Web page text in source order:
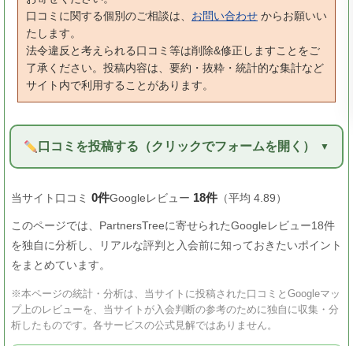
口コミに関する個別のご相談は、 お問い合わせ からお願いい
たします。
法令違反と考えられる口コミ等は削除&修正しますことをご
了承ください。投稿内容は、要約・抜粋・統計的な集計など
サイト内で利用することがあります。
口コミを投稿する（クリックでフォームを開く）
当サイト口コミ 0件Googleレビュー 18件 （平均 4.89）
このページでは、PartnersTreeに寄せられたGoogleレビュー18件
を独自に分析し、リアルな評判と入会前に知っておきたいポイント
をまとめています。
※本ページの統計・分析は、当サイトに投稿された口コミとGoogleマッ
プ上のレビューを、当サイトが入会判断の参考のために独自に収集・分
析したものです。各サービスの公式見解ではありません。